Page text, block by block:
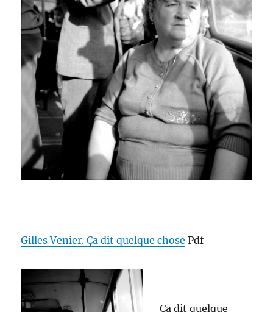
Gilles Venier. Ça dit quelque chose Pdf
Ça dit quelque